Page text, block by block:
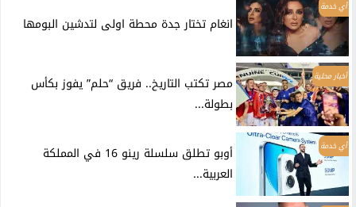
أي خدمة
انغام تختار جدة محطة اولى لتدشين البومها
أخبار محلية
مصر تكتب التاريخ.. فريق “حلم” يفوز بكأس
بطولة...
أي خدمة
أوبو تطلق سلسلة رينو 16 في المملكة
العربية...